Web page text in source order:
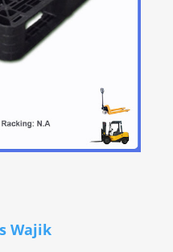
Wajik